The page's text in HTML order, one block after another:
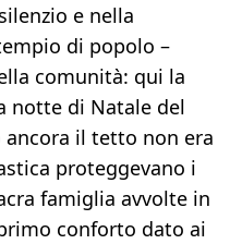
e nella
di popolo –
comunità: qui la
notte di Natale del
ancora il tetto non era
proteggevano i
famiglia avvolte in
conforto dato ai